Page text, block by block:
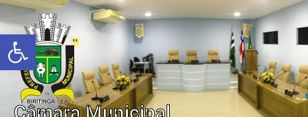
Abrir a barra de ferramentas